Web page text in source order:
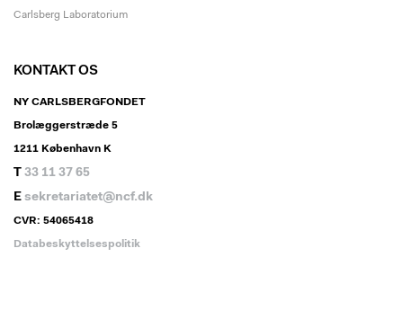
Carlsberg Laboratorium
KONTAKT OS
NY CARLSBERGFONDET
Brolæggerstræde 5
1211 København K
T 33 11 37 65
E sekretariatet@ncf.dk
CVR: 54065418
Databeskyttelsespolitik